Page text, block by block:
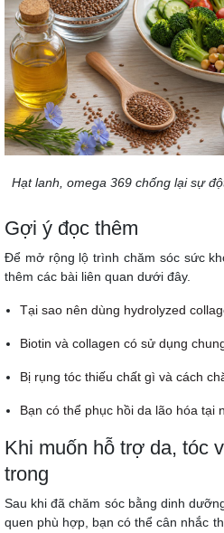
Hạt lanh, omega 369 chống lại sự
Gợi ý đọc thêm
Để mở rộng lộ trình chăm sóc sức
thêm các bài liên quan dưới đây.
Tại sao nên dùng hydrolyzed
Biotin và collagen có sử dụng
Bị rụng tóc thiếu chất gì và cách
Bạn có thể phục hồi da lão hóa tại
Khi muốn hỗ trợ da, tóc
trong
Sau khi đã chăm sóc bằng dinh
quen phù hợp, bạn có thể cân nhắc